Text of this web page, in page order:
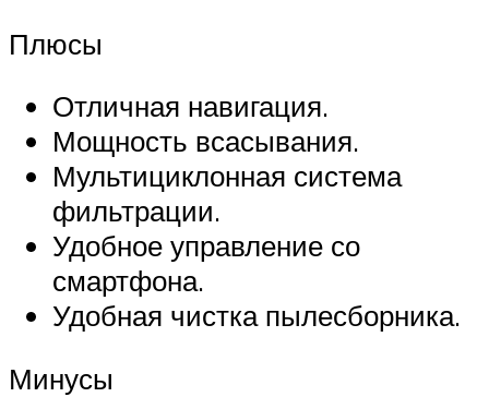
Плюсы
Отличная навигация.
Мощность всасывания.
Мультициклонная система
фильтрации.
Удобное управление со
смартфона.
Удобная чистка пылесборника.
Минусы